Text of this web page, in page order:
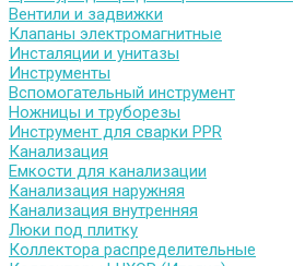
Вентили и задвижки
Клапаны электромагнитные
Инсталяции и унитазы
Инструменты
Вспомогательный инструмент
Ножницы и труборезы
Инструмент для сварки PPR
Канализация
Емкости для канализации
Канализация наружняя
Канализация внутренняя
Люки под плитку
Коллектора распределительные